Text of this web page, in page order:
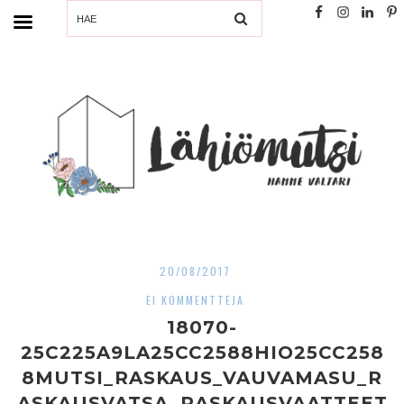
SEARCH
20/08/2017
EI KOMMENTTEJA
18070-
25C225A9LA25CC2588HIO25CC258
8MUTSI_RASKAUS_VAUVAMASU_R